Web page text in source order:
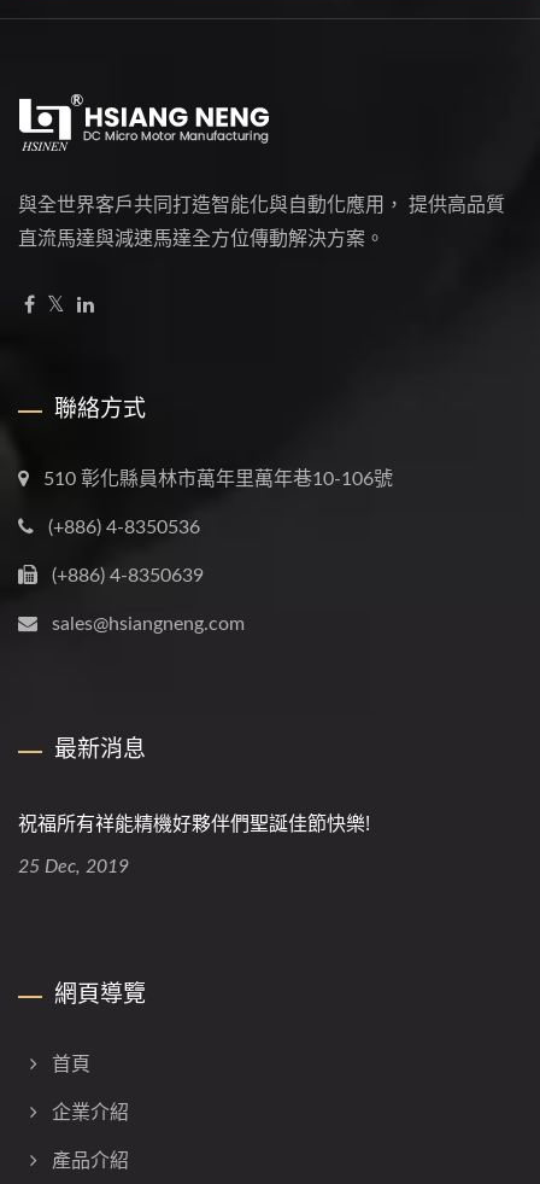
與全世界客戶共同打造智能化與自動化應用， 提供高品質
直流馬達與減速馬達全方位傳動解決方案。
聯絡方式
510 彰化縣員林市萬年里萬年巷10-106號
(+886) 4-8350536
(+886) 4-8350639
sales@hsiangneng.com
最新消息
祝福所有祥能精機好夥伴們聖誕佳節快樂!
25 Dec, 2019
網頁導覽
首頁
企業介紹
產品介紹